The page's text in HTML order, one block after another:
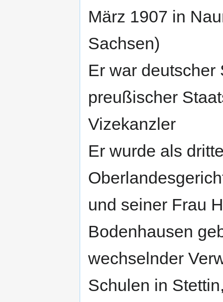
März 1907 in
Sachsen)
Er war deutscher
preußischer
Vizekanzler
Er wurde als
und seiner Frau
Bodenhausen
wechselnder
Schulen in